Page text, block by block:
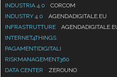
INDUSTRIA 4.0
CORCOM
INDUSTRY 4.0
AGENDADIGITALE.EU
INFRASTRUTTURE
INTERNET4THINGS
PAGAMENTIDIGITALI
RISKMANAGEMENT360
DATA CENTER
ZEROUNO